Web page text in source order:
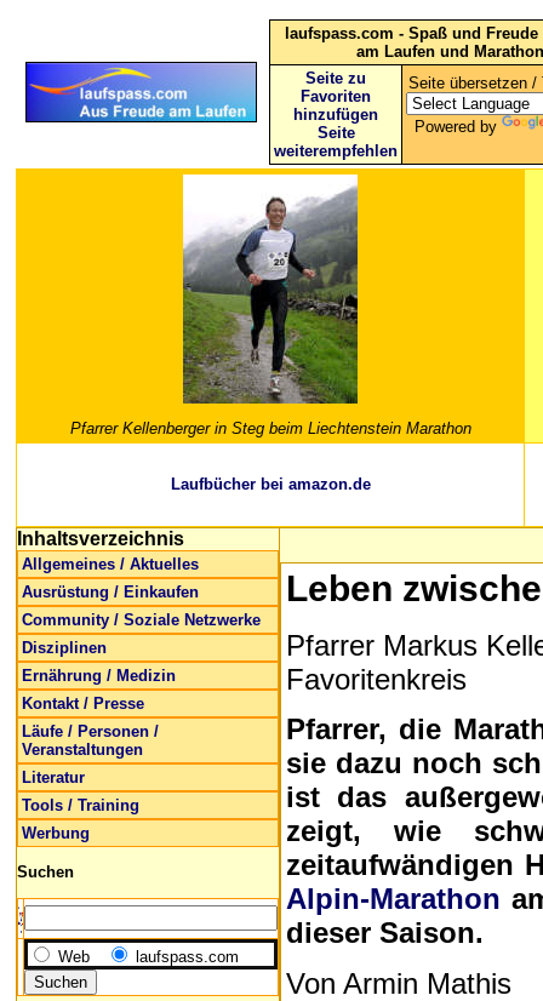
laufspass.com - Spaß und
am Laufen und Marathon
Seite zu
Favoriten
hinzufügen
Seite
weiterempfehlen
Seite übersetzen /
Powered by
Pfarrer Kellenberger in Steg beim Liechtenstein Marathon
Laufbücher bei amazon.de
Inhaltsverzeichnis
Allgemeines / Aktuelles
Ausrüstung / Einkaufen
Community / Soziale Netzwerke
Disziplinen
Ernährung / Medizin
Kontakt / Presse
Läufe / Personen /
Veranstaltungen
Literatur
Tools / Training
Werbung
Suchen
Web laufspass.com
Leben
Pfarrer Markus
Favoritenkreis
Pfarrer, die
sie dazu noch
ist das
zeigt, wie
zeitaufwändigen
Alpin-Marathon
dieser Saison.
Von Armin Mathis